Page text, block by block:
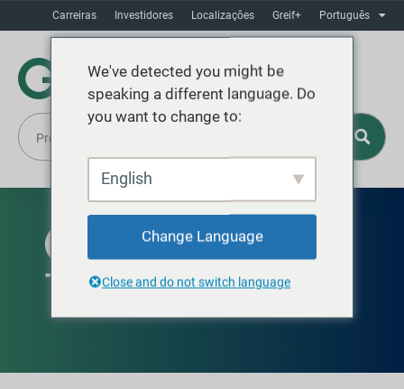
Carreiras Investidores Localizaçôes Greif+ Português
DISPONÍVEL NA AMÉRICA DO NORTE
Tambor de fibra Cold-Flo
We've detected you might be
speaking a different language. Do
you want to change to:
English
Change Language
Close and do not switch language